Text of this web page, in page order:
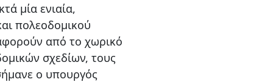
μία ενιαία,
πολεοδομικού
από το χωρικό
σχεδίων, τους
ο υπουργός